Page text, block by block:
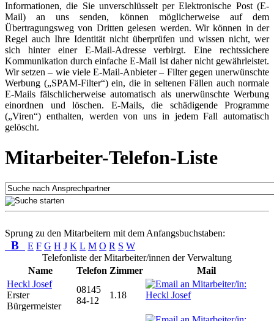
Informationen, die Sie unverschlüsselt per Elektronische Post (E-
Mail) an uns senden, können möglicherweise auf dem
Übertragungsweg von Dritten gelesen werden. Wir können in der
Regel auch Ihre Identität nicht überprüfen und wissen nicht, wer
sich hinter einer E-Mail-Adresse verbirgt. Eine rechtssichere
Kommunikation durch einfache E-Mail ist daher nicht gewährleistet.
Wir setzen – wie viele E-Mail-Anbieter – Filter gegen unerwünschte
Werbung („SPAM-Filter“) ein, die in seltenen Fällen auch normale
E-Mails fälschlicherweise automatisch als unerwünschte Werbung
einordnen und löschen. E-Mails, die schädigende Programme
(„Viren“) enthalten, werden von uns in jedem Fall automatisch
gelöscht.
Mitarbeiter-Telefon-Liste
Sprung zu den Mitarbeitern mit dem Anfangsbuchstaben:
B E F G H J K L M O R S W
Telefonliste der Mitarbeiter/innen der Verwaltung
Name
Telefon Zimmer
Mail
Heckl Josef
Erster
Bürgermeister
08145
84-12
1.18